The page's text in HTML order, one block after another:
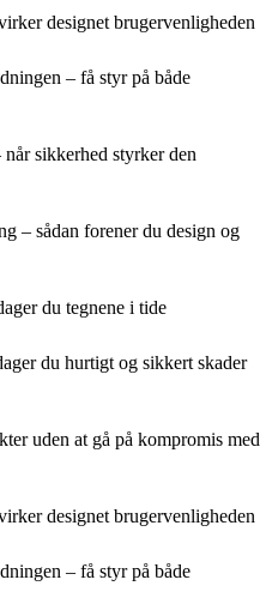
designet brugervenligheden
– få styr på både
sikkerhed styrker den
– sådan forener du design og
du tegnene i tide
du hurtigt og sikkert skader
uden at gå på kompromis med
designet brugervenligheden
– få styr på både